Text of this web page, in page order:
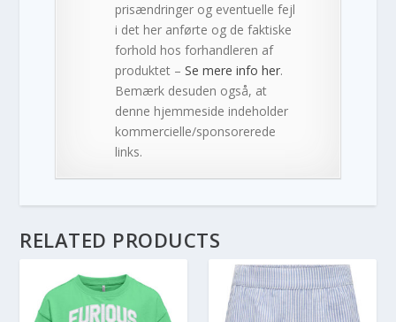
prisændringer og eventuelle fejl
i det her anførte og de faktiske
forhold hos forhandleren af
produktet –Se mere info her.
Bemærk desuden også, at
denne hjemmeside indeholder
kommercielle/sponsorerede
links.
RELATED PRODUCTS